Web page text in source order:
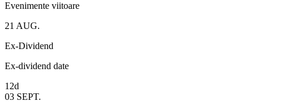
Evenimente viitoare
21 AUG.
Ex-Dividend
Ex-dividend date
12d
03 SEPT.